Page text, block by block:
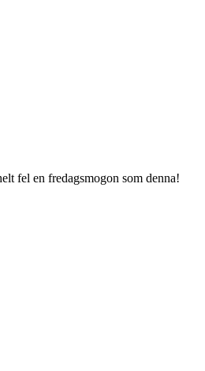
fel en fredagsmogon som denna!